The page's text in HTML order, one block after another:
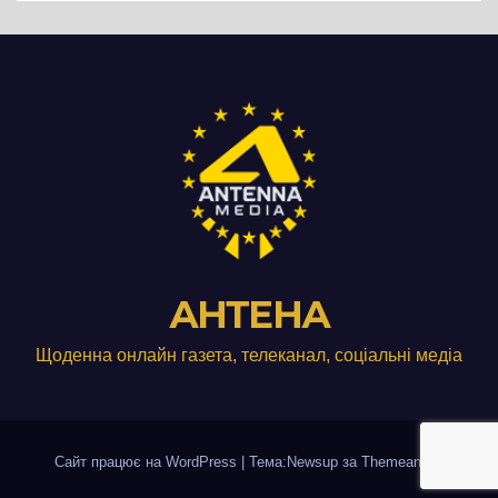
АНТЕНА
Щоденна онлайн газета, телеканал, соціальні медіа
Сайт працює на WordPress | Тема:Newsup за Themeansar